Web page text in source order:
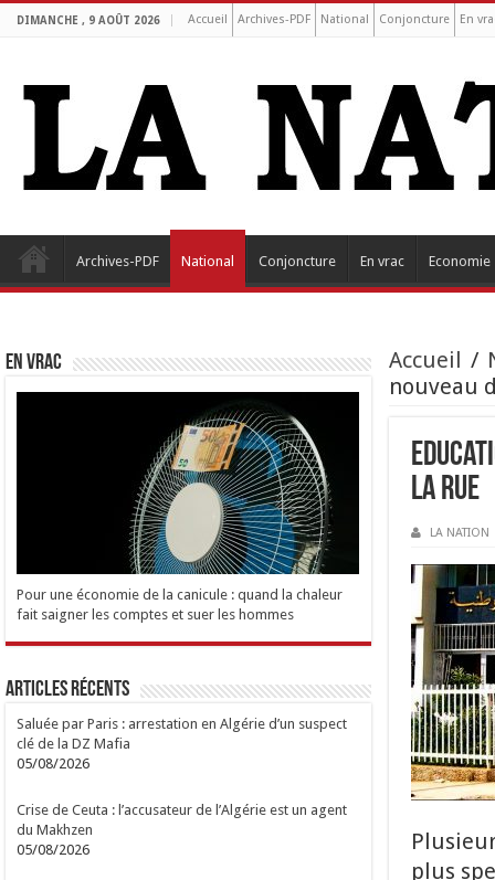
DIMANCHE , 9 AOÛT 2026 Accueil Archives-PDF National Conjoncture En
Archives-PDF National Conjoncture En vrac Economie
Accueil /
nouveau
la rue
LA NATION
plus
EN VRAC
Pour une économie de la canicule : quand la chaleur
fait saigner les comptes et suer les hommes
Articles Récents
Saluée par Paris : arrestation en Algérie d’un suspect
clé de la DZ Mafia
05/08/2026
Crise de Ceuta : l’accusateur de l’Algérie est un agent
du Makhzen
05/08/2026